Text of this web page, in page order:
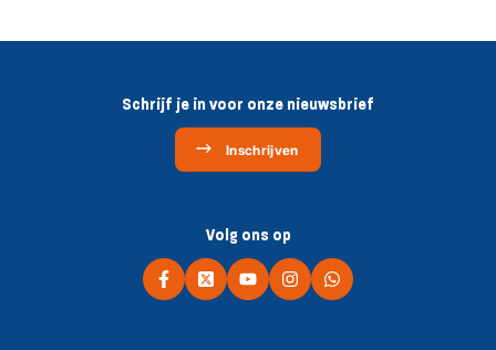
Schrijf je in voor onze nieuwsbrief
Inschrijven
Volg ons op